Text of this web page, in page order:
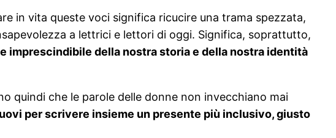
in vita queste voci significa ricucire una trama spezzata,
a lettrici e lettori di oggi. Significa, soprattutto,
imprescindibile della nostra storia e della nostra identità
quindi che le parole delle donne non invecchiano mai
per scrivere insieme un presente più inclusivo, giusto